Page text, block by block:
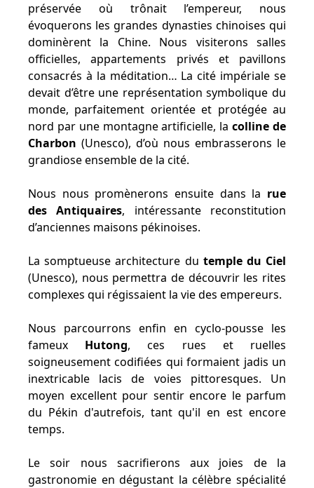
préservée où trônait l’empereur, nous
évoquerons les grandes dynasties chinoises qui
dominèrent la Chine. Nous visiterons salles
officielles, appartements privés et pavillons
consacrés à la méditation… La cité impériale se
devait d’être une représentation symbolique du
monde, parfaitement orientée et protégée au
nord par une montagne artificielle, lacolline de
Charbon (Unesco), d’où nous embrasserons le
grandiose ensemble de la cité.
Nous nous promènerons ensuite dans la rue
des Antiquaires, intéressante reconstitution
d’anciennes maisons pékinoises.
La somptueuse architecture du temple du Ciel
(Unesco), nous permettra de découvrir les rites
complexes qui régissaient la vie des empereurs.
Nous parcourrons enfin en cyclo-pousse les
fameux Hutong, ces rues et ruelles
soigneusement codifiées qui formaient jadis un
inextricable lacis de voies pittoresques. Un
moyen excellent pour sentir encore le parfum
du Pékin d'autrefois, tant qu'il en est encore
temps.
Le soir nous sacrifierons aux joies de la
gastronomie en dégustant la célèbre spécialité